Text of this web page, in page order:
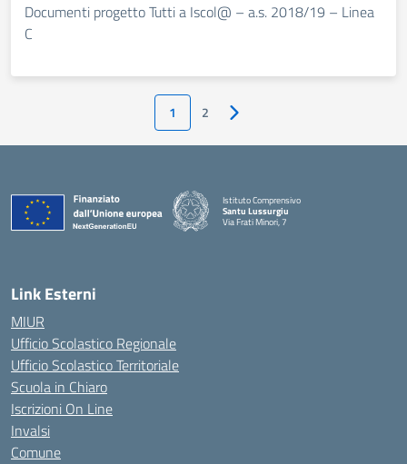
Documenti progetto Tutti a Iscol@ – a.s. 2018/19 – Linea
C
1 2 Pagina successiva
Istituto Comprensivo
Santu Lussurgiu
Via Frati Minori, 7
Link Esterni
MIUR
Ufficio Scolastico Regionale
Ufficio Scolastico Territoriale
Scuola in Chiaro
Iscrizioni On Line
Invalsi
Comune